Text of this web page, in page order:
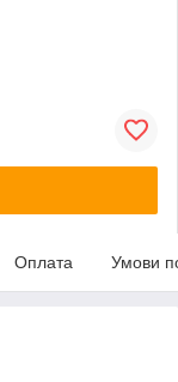
Оплата Умови